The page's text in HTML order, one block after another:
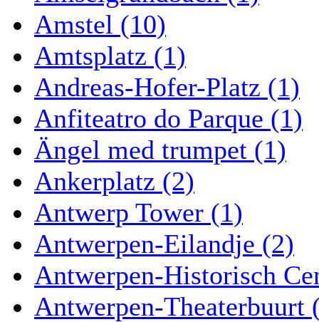
Amstel (10)
Amtsplatz (1)
Andreas-Hofer-Platz (1)
Anfiteatro do Parque (1)
Ängel med trumpet (1)
Ankerplatz (2)
Antwerp Tower (1)
Antwerpen-Eilandje (2)
Antwerpen-Historisch
Antwerpen-Theaterbuurt